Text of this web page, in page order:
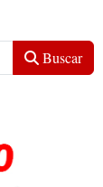
Buscar